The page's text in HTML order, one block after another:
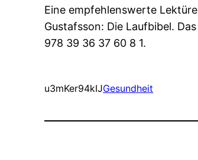
Eine empfehlenswerte
Gustafsson: Die Laufbibel.
978 39 36 37 60 8 1.
u3mKer94kIJGesundheit